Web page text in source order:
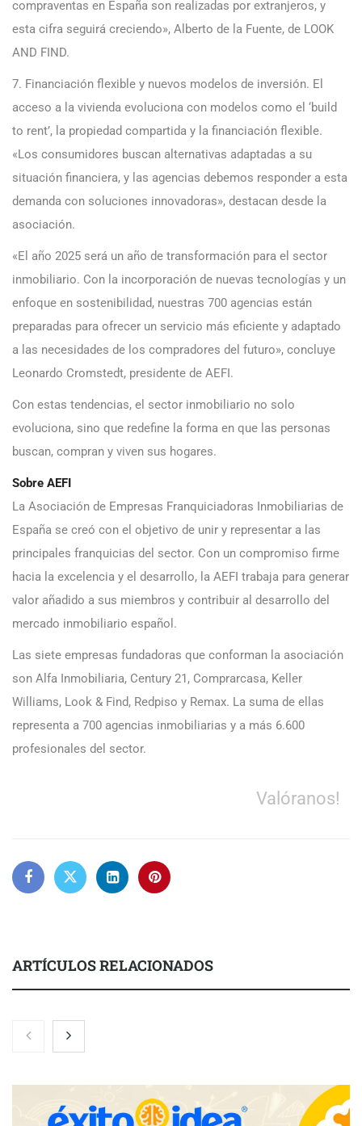
compraventas en España son realizadas por extranjeros, y
esta cifra seguirá creciendo», Alberto de la Fuente, de LOOK
AND FIND.
7. Financiación flexible y nuevos modelos de inversión. El
acceso a la vivienda evoluciona con modelos como el ‘build
to rent’, la propiedad compartida y la financiación flexible.
«Los consumidores buscan alternativas adaptadas a su
situación financiera, y las agencias debemos responder a esta
demanda con soluciones innovadoras», destacan desde la
asociación.
«El año 2025 será un año de transformación para el sector
inmobiliario. Con la incorporación de nuevas tecnologías y un
enfoque en sostenibilidad, nuestras 700 agencias están
preparadas para ofrecer un servicio más eficiente y adaptado
a las necesidades de los compradores del futuro», concluye
Leonardo Cromstedt, presidente de AEFI.
Con estas tendencias, el sector inmobiliario no solo
evoluciona, sino que redefine la forma en que las personas
buscan, compran y viven sus hogares.
Sobre AEFI
La Asociación de Empresas Franquiciadoras Inmobiliarias de
España se creó con el objetivo de unir y representar a las
principales franquicias del sector. Con un compromiso firme
hacia la excelencia y el desarrollo, la AEFI trabaja para generar
valor añadido a sus miembros y contribuir al desarrollo del
mercado inmobiliario español.
Las siete empresas fundadoras que conforman la asociación
son Alfa Inmobiliaria, Century 21, Comprarcasa, Keller
Williams, Look & Find, Redpiso y Remax. La suma de ellas
representa a 700 agencias inmobiliarias y a más 6.600
profesionales del sector.
Valóranos!
ARTÍCULOS RELACIONADOS
COMPALISS de LYSOTRIC: cuando un solo producto multiplica
las posibilidades del salón profesional
Fundación Mapfre y CISE lanzan el concurso ‘Talento Sénior’
para impulsar ideas innovadoras creadas por y para mayores